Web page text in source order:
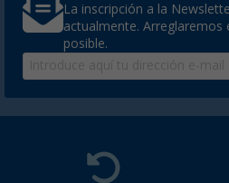
La inscripción a la
actualmente. Arreglaremos
posible.